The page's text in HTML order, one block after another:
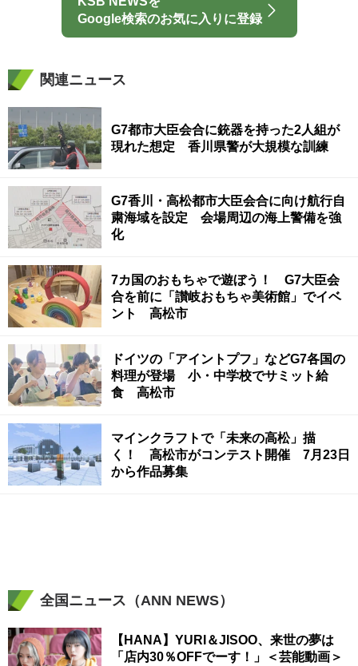
Google検索のお気に入りに登録
関連ニュース
G7都市大臣会合に銃器を持った2人組が
現れた想定 香川県警が大規模な訓練
G7香川・高松都市大臣会合に向け航行自
粛海域を設定 会場周辺の海上警備を強
化
7カ国のおもちゃで遊ぼう！ G7大臣会
合を前に「讃岐おもちゃ美術館」でイベ
ント 高松市
ドイツの「アイントプフ」などG7各国の
料理が登場 小・中学校でサミット給
食 高松市
マインクラフトで「未来の高松」描
く！ 高松市がコンテスト開催 7月23日
から作品募集
全国ニュース（ANN NEWS）
【HANA】YURI＆JISOO、来世の夢は
「店内30％OFFでーす！」＜芸能動画＞